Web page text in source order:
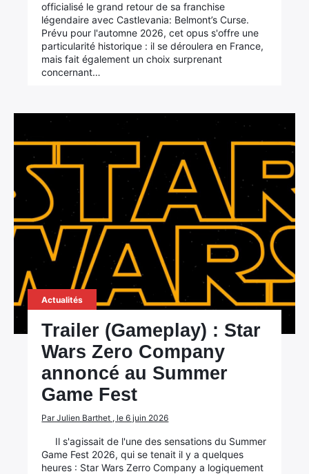
officialisé le grand retour de sa franchise
légendaire avec Castlevania: Belmont’s Curse.
Prévu pour l'automne 2026, cet opus s'offre une
particularité historique : il se déroulera en France,
mais fait également un choix surprenant
concernant…
Actualités
Trailer (Gameplay) : Star
Wars Zero Company
annoncé au Summer
Game Fest
Par Julien Barthet , le 6 juin 2026
Il s'agissait de l'une des sensations du Summer
Game Fest 2026, qui se tenait il y a quelques
heures : Star Wars Zerro Company a logiquement